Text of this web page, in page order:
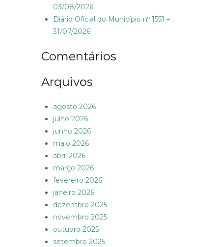
03/08/2026
Diário Oficial do Município nº 1551 –
31/07/2026
Comentários
Arquivos
agosto 2026
julho 2026
junho 2026
maio 2026
abril 2026
março 2026
fevereiro 2026
janeiro 2026
dezembro 2025
novembro 2025
outubro 2025
setembro 2025